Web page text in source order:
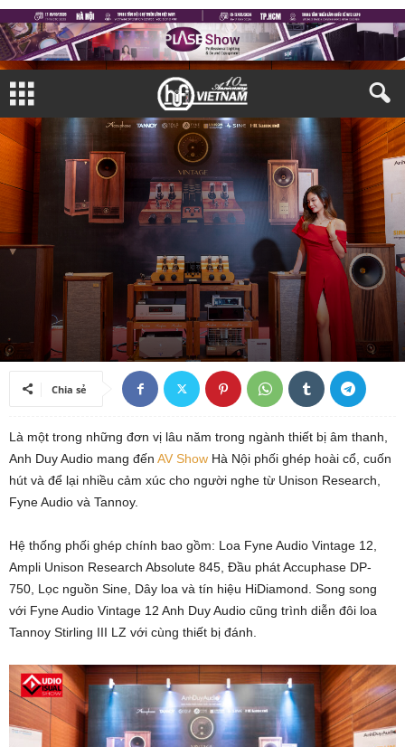
TRIỂN LÃM TRONG NƯỚC
Thiên Đức 16/12/2024
Chia sẻ
Là một trong những đơn vị lâu năm trong ngành thiết bị âm thanh,
Anh Duy Audio mang đến AV Show Hà Nội phối ghép hoài cổ, cuốn
hút và để lại nhiều cảm xúc cho người nghe từ Unison Research,
Fyne Audio và Tannoy.
Hệ thống phối ghép chính bao gồm: Loa Fyne Audio Vintage 12,
Ampli Unison Research Absolute 845, Đầu phát Accuphase DP-
750, Lọc nguồn Sine, Dây loa và tín hiệu HiDiamond. Song song
với Fyne Audio Vintage 12 Anh Duy Audio cũng trình diễn đôi loa
Tannoy Stirling III LZ với cùng thiết bị đánh.